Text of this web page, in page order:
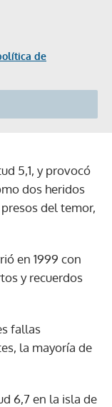
de
5,1, y provocó
dos heridos
del temor,
en 1999 con
y recuerdos
fallas
la mayoría de
6,7 en la isla de